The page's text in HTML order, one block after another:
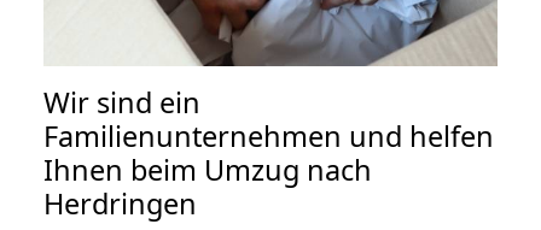
Wir sind ein
Familienunternehmen und helfen
Ihnen beim Umzug nach
Herdringen